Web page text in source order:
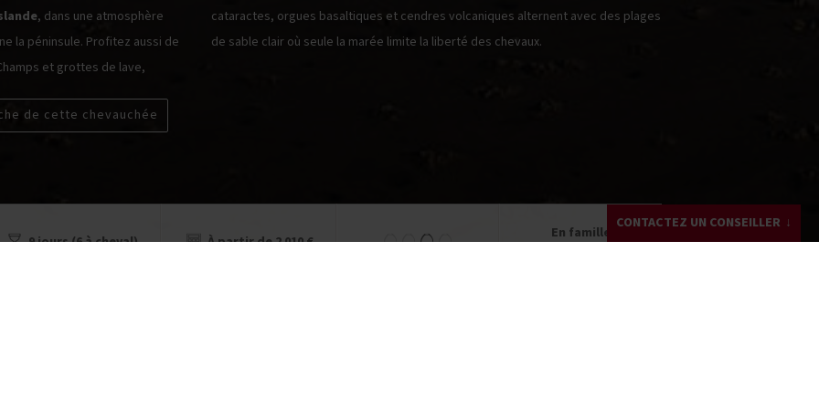
, dans une atmosphère
la péninsule. Profitez aussi de
et grottes de lave,
cataractes, orgues basaltiques et cendres volcaniques alternent avec des plages
de sable clair où seule la marée limite la liberté des chevaux.
de cette chevauchée
9 jours (6 à cheval) À partir de 2 010 €
En famille CONTACTEZ UN CONSEILLER